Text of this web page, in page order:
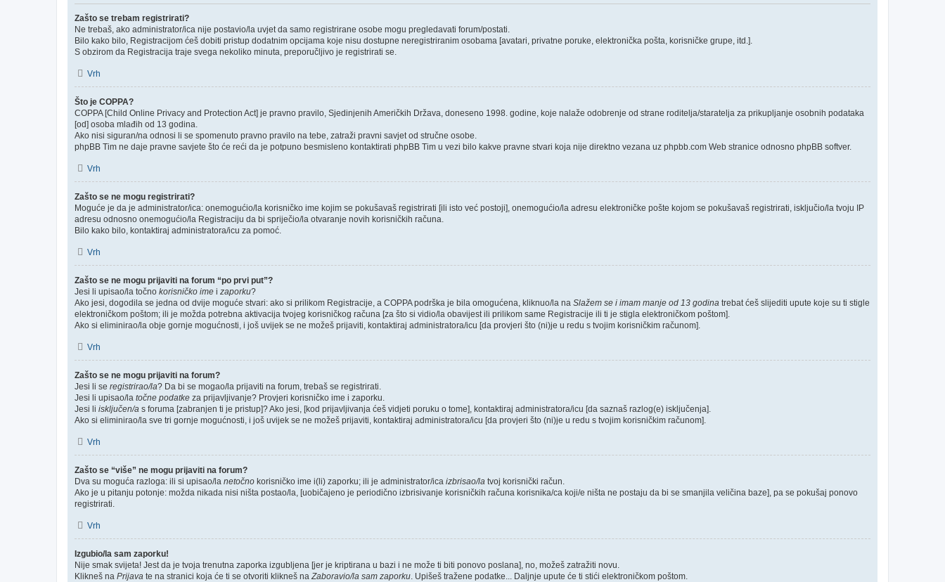
Zašto se trebam registrirati?
Ne trebaš, ako administrator/ica nije postavio/la uvjet da samo registrirane osobe mogu pregledavati forum/postati.
Bilo kako bilo, Registracijom ćeš dobiti pristup dodatnim opcijama koje nisu dostupne neregistriranim osobama [avatari, privatne poruke, elektronička pošta, korisničke grupe, itd.].
S obzirom da Registracija traje svega nekoliko minuta, preporučljivo je registrirati se.
Vrh
Što je COPPA?
COPPA [Child Online Privacy and Protection Act] je pravno pravilo, Sjedinjenih Američkih Država, doneseno 1998. godine, koje nalaže odobrenje od strane roditelja/staratelja za prikupljanje osobnih podataka
[od] osoba mlađih od 13 godina.
Ako nisi siguran/na odnosi li se spomenuto pravno pravilo na tebe, zatraži pravni savjet od stručne osobe.
phpBB Tim ne daje pravne savjete što će reći da je potpuno besmisleno kontaktirati phpBB Tim u vezi bilo kakve pravne stvari koja nije direktno vezana uz phpbb.com Web stranice odnosno phpBB softver.
Vrh
Zašto se ne mogu registrirati?
Moguće je da je administrator/ica: onemogućio/la korisničko ime kojim se pokušavaš registrirati [ili isto već postoji], onemogućio/la adresu elektroničke pošte kojom se pokušavaš registrirati, isključio/la tvoju IP
adresu odnosno onemogućio/la Registraciju da bi spriječio/la otvaranje novih korisničkih računa.
Bilo kako bilo, kontaktiraj administratora/icu za pomoć.
Vrh
Zašto se ne mogu prijaviti na forum “po prvi put”?
Jesi li upisao/la točno korisničko ime i zaporku?
Ako jesi, dogodila se jedna od dvije moguće stvari: ako si prilikom Registracije, a COPPA podrška je bila omogućena, kliknuo/la na Slažem se i imam manje od 13 godina trebat ćeš slijediti upute koje su ti stigle
elektroničkom poštom; ili je možda potrebna aktivacija tvojeg korisničkog računa [za što si vidio/la obavijest ili prilikom same Registracije ili ti je stigla elektroničkom poštom].
Ako si eliminirao/la obje gornje mogućnosti, i još uvijek se ne možeš prijaviti, kontaktiraj administratora/icu [da provjeri što (ni)je u redu s tvojim korisničkim računom].
Vrh
Zašto se ne mogu prijaviti na forum?
Jesi li se registrirao/la? Da bi se mogao/la prijaviti na forum, trebaš se registrirati.
Jesi li upisao/la točne podatke za prijavljivanje? Provjeri korisničko ime i zaporku.
Jesi li isključen/a s foruma [zabranjen ti je pristup]? Ako jesi, [kod prijavljivanja ćeš vidjeti poruku o tome], kontaktiraj administratora/icu [da saznaš razlog(e) isključenja].
Ako si eliminirao/la sve tri gornje mogućnosti, i još uvijek se ne možeš prijaviti, kontaktiraj administratora/icu [da provjeri što (ni)je u redu s tvojim korisničkim računom].
Vrh
Zašto se “više” ne mogu prijaviti na forum?
Dva su moguća razloga: ili si upisao/la netočno korisničko ime i(li) zaporku; ili je administrator/ica izbrisao/la tvoj korisnički račun.
Ako je u pitanju potonje: možda nikada nisi ništa postao/la, [uobičajeno je periodično izbrisivanje korisničkih računa korisnika/ca koji/e ništa ne postaju da bi se smanjila veličina baze], pa se pokušaj ponovo
registrirati.
Vrh
Izgubio/la sam zaporku!
Nije smak svijeta! Jest da je tvoja trenutna zaporka izgubljena [jer je kriptirana u bazi i ne može ti biti ponovo poslana], no, možeš zatražiti novu.
Klikneš na Prijava te na stranici koja će ti se otvoriti klikneš na Zaboravio/la sam zaporku . Upišeš tražene podatke... Daljnje upute će ti stići elektroničkom poštom.